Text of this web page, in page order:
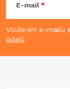
p
a
E-mail
Vložením e-mailu
údajů